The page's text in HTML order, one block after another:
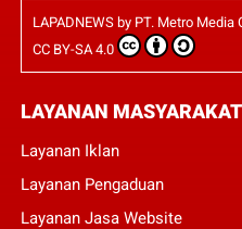
LAPADNEWSby PT. Metro Media
CC BY-SA 4.0
LAYANAN MASYARAKAT
Layanan Iklan
Layanan Pengaduan
Layanan Jasa Website